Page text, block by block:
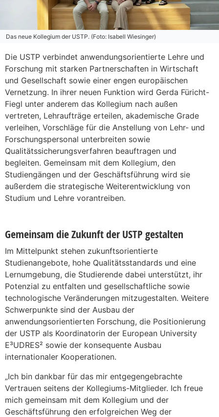
Das neue Kollegium der USTP. (Foto: Isabell Wiesinger)
Die USTP verbindet anwendungsorientierte Lehre und
Forschung mit starken Partnerschaften in Wirtschaft
und Gesellschaft sowie einer engen europäischen
Vernetzung. In ihrer neuen Funktion wird Gerda Füricht-
Fiegl unter anderem das Kollegium nach außen
vertreten, Lehraufträge erteilen, akademische Grade
verleihen, Vorschläge für die Anstellung von Lehr- und
Forschungspersonal unterbreiten sowie
Qualitätssicherungsverfahren beauftragen und
begleiten. Gemeinsam mit dem Kollegium, den
Studiengängen und der Geschäftsführung wird sie
außerdem die strategische Weiterentwicklung von
Studium und Lehre vorantreiben.
Gemeinsam die Zukunft der USTP gestalten
Im Mittelpunkt stehen zukunftsorientierte
Studienangebote, hohe Qualitätsstandards und eine
Lernumgebung, die Studierende dabei unterstützt, ihr
Potenzial zu entfalten und gesellschaftliche sowie
technologische Veränderungen mitzugestalten. Weitere
Schwerpunkte sind der Ausbau der
anwendungsorientierten Forschung, die Positionierung
der USTP als Koordinatorin der European University
E³UDRES² sowie der konsequente Ausbau
internationaler Kooperationen.
„Ich bin dankbar für das mir entgegengebrachte
Vertrauen seitens der Kollegiums-Mitglieder. Ich freue
mich gemeinsam mit dem Kollegium und der
Geschäftsführung den erfolgreichen Weg der